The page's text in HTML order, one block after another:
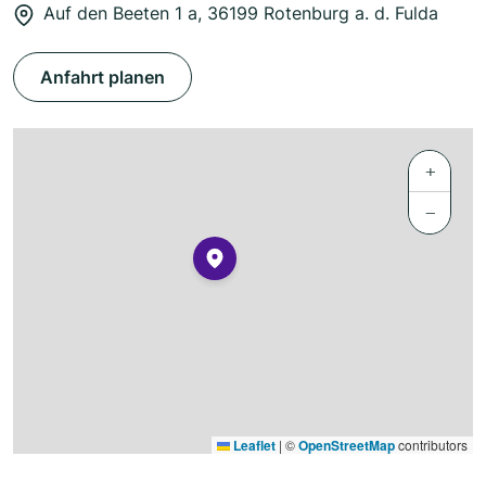
Auf den Beeten 1 a, 36199 Rotenburg a. d. Fulda
Anfahrt planen
+
−
Leaflet | ©OpenStreetMapcontributors